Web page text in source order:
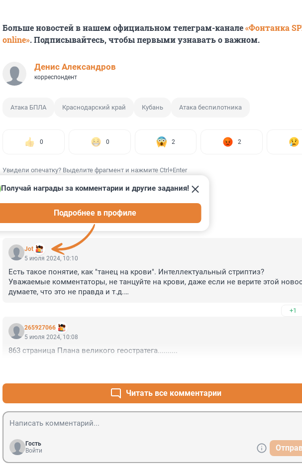
Больше новостей в нашем официальном телеграм-канале«Фонтанка
online». Подписывайтесь, чтобы первыми узнавать о важном.
Денис Александров
корреспондент
Атака БПЛА Краснодарский край Кубань Атака беспилотника
0 0 2 2
Увидели опечатку? Выделите фрагмент и нажмите Ctrl+Enter
КОММЕНТАРИИ 14
Jot
Получай награды за комментарии и другие задания!
Подробнее в профиле
5 июля 2024, 10:10
Есть такое понятие, как "танец на крови". Интеллектуальный стриптиз?
Уважаемые комментаторы, не танцуйте на крови, даже если не верите этой
думаете, что это не правда и т.д.
не эффективна. Как говорил, лучшие снайперы никого не ненавидят, иначе не
Но не сжигайте в себе человека в новостях о погибших детях.
+1
265927066
5 июля 2024, 10:08
863 страница Плана великого геостратега..........
Читать все комментарии
Гость
Войти